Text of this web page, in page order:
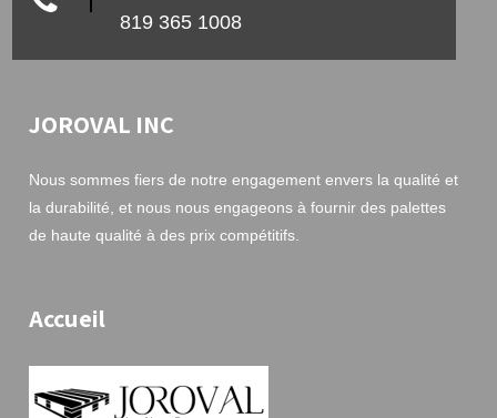
819 365 1008
JOROVAL INC
Nous sommes fiers de notre engagement envers la qualité et
la durabilité, et nous nous engageons à fournir des palettes
de haute qualité à des prix compétitifs.
Accueil